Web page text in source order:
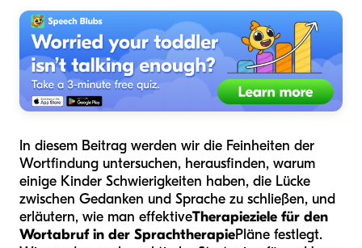
In diesem Beitrag werden wir die Feinheiten der
Wortfindung untersuchen, herausfinden, warum
einige Kinder Schwierigkeiten haben, die Lücke
zwischen Gedanken und Sprache zu schließen, und
erläutern, wie man effektiveTherapieziele für den
Wortabruf in der SprachtherapiePläne festlegt.